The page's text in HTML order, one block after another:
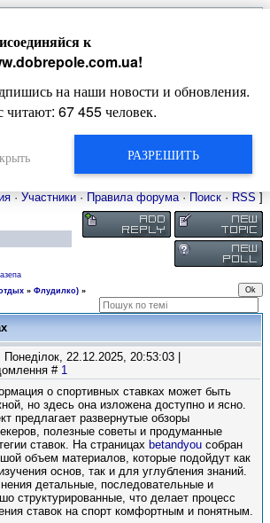
края
· Участники · Правила форума· Поиск · RSS ]
» Флудилко) »
22.12.2025, 20:53:03 |
# 1
о спортивных ставках может быть
но здесь она изложена доступно и ясно.
предлагает развернутые обзоры
полезные советы и продуманные
ставок. На страницах betandyou собран
объем материалов, которые подойдут как
основ, так и для углубления знаний.
детальные, последовательные и
структурированные, что делает процесс
ставок на спорт комфортным и понятным.
к
!
на наши новости и обновления.
читают: 67 455человек.
РАЗРЕШИТЬ